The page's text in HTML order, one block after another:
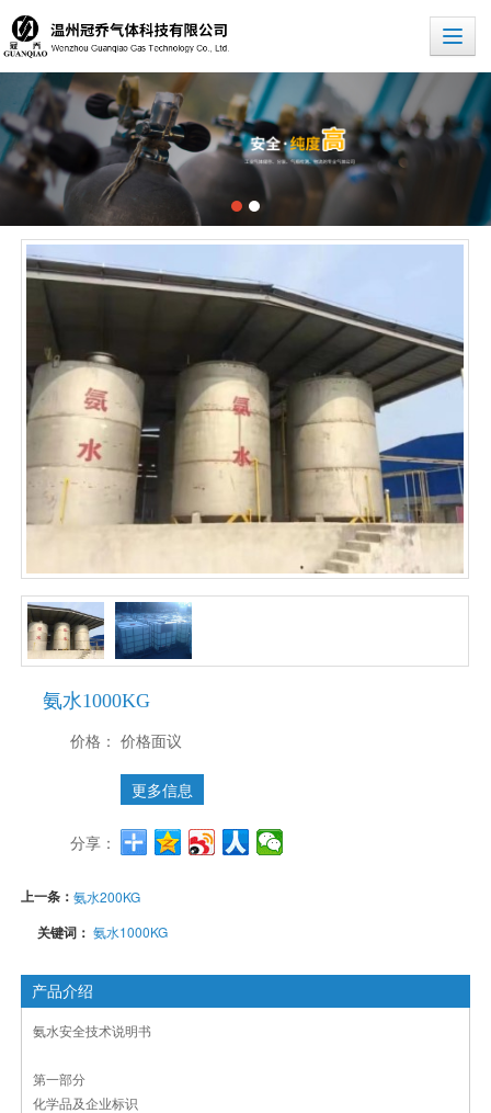
氨水1000KG
价格： 价格面议
更多信息
分享：
上一条：氨水200KG
关键词：氨水1000KG
产品介绍
氨水安全技术说明书
第一部分
化学品及企业标识